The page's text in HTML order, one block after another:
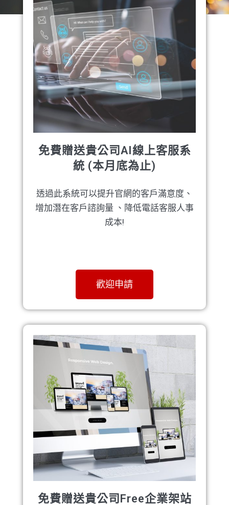
免費贈送貴公司AI線上客服系
統 (本月底為止)
透過此系統可以提升官網的客戶滿意度、
增加潛在客戶諮詢量 、降低電話客服人事
成本!
歡迎申請
免費贈送貴公司Free企業架站